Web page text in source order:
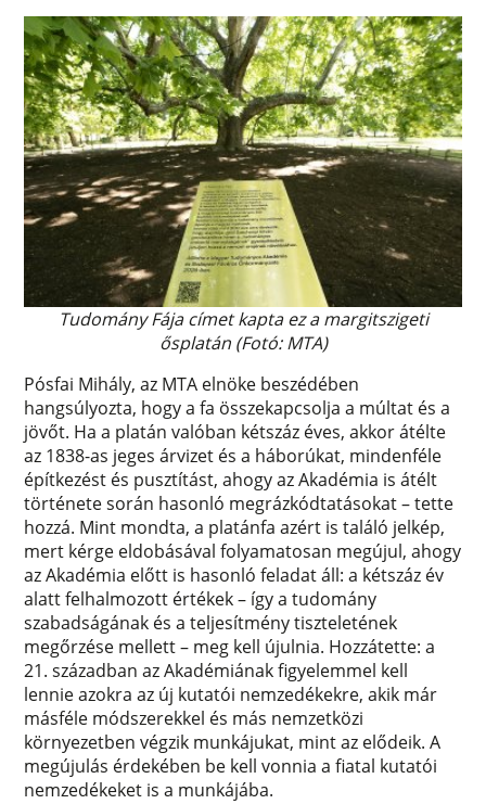
Tudomány Fája címet kapta ez a margitszigeti
ősplatán (Fotó: MTA)
Pósfai Mihály, az MTA elnöke beszédében
hangsúlyozta, hogy a fa összekapcsolja a múltat és a
jövőt. Ha a platán valóban kétszáz éves, akkor átélte
az 1838-as jeges árvizet és a háborúkat, mindenféle
építkezést és pusztítást, ahogy az Akadémia is átélt
története során hasonló megrázkódtatásokat – tette
hozzá. Mint mondta, a platánfa azért is találó jelkép,
mert kérge eldobásával folyamatosan megújul, ahogy
az Akadémia előtt is hasonló feladat áll: a kétszáz év
alatt felhalmozott értékek – így a tudomány
szabadságának és a teljesítmény tiszteletének
megőrzése mellett – meg kell újulnia. Hozzátette: a
21. században az Akadémiának figyelemmel kell
lennie azokra az új kutatói nemzedékekre, akik már
másféle módszerekkel és más nemzetközi
környezetben végzik munkájukat, mint az elődeik. A
megújulás érdekében be kell vonnia a fiatal kutatói
nemzedékeket is a munkájába.